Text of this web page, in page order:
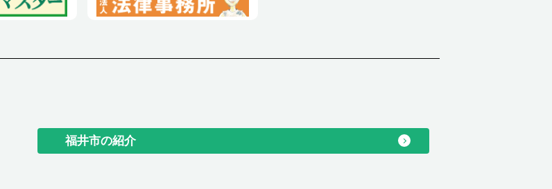
福井市の紹介